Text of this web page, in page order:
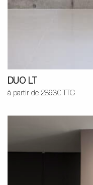
DUO LT
à partir de 2893€ TTC